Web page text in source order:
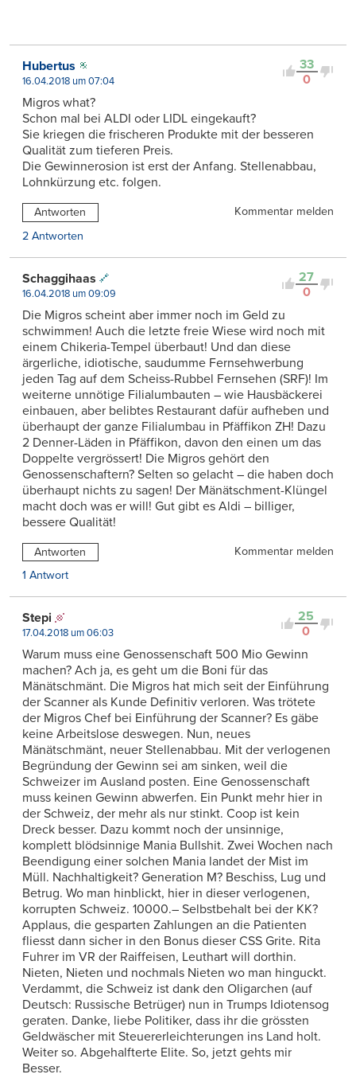
33
0
Hubertus
16.04.2018 um 07:04
Migros what?
Schon mal bei ALDI oder LIDL eingekauft?
Sie kriegen die frischeren Produkte mit der besseren
Qualität zum tieferen Preis.
Die Gewinnerosion ist erst der Anfang. Stellenabbau,
Lohnkürzung etc. folgen.
Antworten
Kommentar melden
2 Antworten
27
0
Schaggihaas
16.04.2018 um 09:09
Die Migros scheint aber immer noch im Geld zu
schwimmen! Auch die letzte freie Wiese wird noch mit
einem Chikeria-Tempel überbaut! Und dan diese
ärgerliche, idiotische, saudumme Fernsehwerbung
jeden Tag auf dem Scheiss-Rubbel Fernsehen (SRF)! Im
weiterne unnötige Filialumbauten – wie Hausbäckerei
einbauen, aber belibtes Restaurant dafür aufheben und
überhaupt der ganze Filialumbau in Pfäffikon ZH! Dazu
2 Denner-Läden in Pfäffikon, davon den einen um das
Doppelte vergrössert! Die Migros gehört den
Genossenschaftern? Selten so gelacht – die haben doch
überhaupt nichts zu sagen! Der Mänätschment-Klüngel
macht doch was er will! Gut gibt es Aldi – billiger,
bessere Qualität!
Antworten
Kommentar melden
1 Antwort
25
0
Stepi
17.04.2018 um 06:03
Warum muss eine Genossenschaft 500 Mio Gewinn
machen? Ach ja, es geht um die Boni für das
Mänätschmänt. Die Migros hat mich seit der Einführung
der Scanner als Kunde Definitiv verloren. Was trötete
der Migros Chef bei Einführung der Scanner? Es gäbe
keine Arbeitslose deswegen. Nun, neues
Mänätschmänt, neuer Stellenabbau. Mit der verlogenen
Begründung der Gewinn sei am sinken, weil die
Schweizer im Ausland posten. Eine Genossenschaft
muss keinen Gewinn abwerfen. Ein Punkt mehr hier in
der Schweiz, der mehr als nur stinkt. Coop ist kein
Dreck besser. Dazu kommt noch der unsinnige,
komplett blödsinnige Mania Bullshit. Zwei Wochen nach
Beendigung einer solchen Mania landet der Mist im
Müll. Nachhaltigkeit? Generation M? Beschiss, Lug und
Betrug. Wo man hinblickt, hier in dieser verlogenen,
korrupten Schweiz. 10000.– Selbstbehalt bei der KK?
Applaus, die gesparten Zahlungen an die Patienten
fliesst dann sicher in den Bonus dieser CSS Grite. Rita
Fuhrer im VR der Raiffeisen, Leuthart will dorthin.
Nieten, Nieten und nochmals Nieten wo man hinguckt.
Verdammt, die Schweiz ist dank den Oligarchen (auf
Deutsch: Russische Betrüger) nun in Trumps Idiotensog
geraten. Danke, liebe Politiker, dass ihr die grössten
Geldwäscher mit Steuererleichterungen ins Land holt.
Weiter so. Abgehalfterte Elite. So, jetzt gehts mir
Besser.